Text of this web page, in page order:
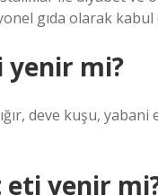
gıda olarak kabul
yenir mi?
deve kuşu,
yenir